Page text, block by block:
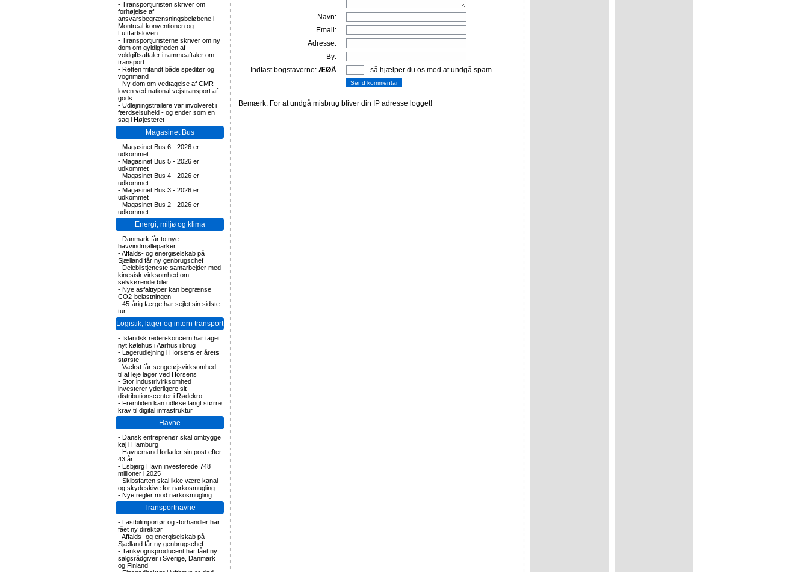
- Transportjuristen skriver om
forhøjelse af
ansvarsbegrænsningsbeløbene i
Montreal-konventionen og
Luftfartsloven
- Transportjuristerne skriver om ny
dom om gyldigheden af
voldgiftsaftaler i rammeaftaler om
transport
- Retten frifandt både speditør og
vognmand
- Ny dom om vedtagelse af CMR-
loven ved national vejstransport af
gods
- Udlejningstrailere var involveret i
færdselsuheld - og ender som en
sag i Højesteret
Magasinet Bus
- Magasinet Bus 6 - 2026 er
udkommet
- Magasinet Bus 5 - 2026 er
udkommet
- Magasinet Bus 4 - 2026 er
udkommet
- Magasinet Bus 3 - 2026 er
udkommet
- Magasinet Bus 2 - 2026 er
udkommet
Energi, miljø og klima
- Danmark får to nye
havvindmølleparker
-Affalds- og energiselskab på
Sjælland får ny genbrugschef
- Delebilstjeneste samarbejder med
kinesisk virksomhed om
selvkørende biler
- Nye asfalttyper kan begrænse
CO2-belastningen
- 45-årig færge har sejlet sin sidste
tur
Logistik, lager og intern transport
- Islandsk rederi-koncern har taget
nyt kølehus i Aarhus i brug
- Lagerudlejning i Horsens er årets
største
- Vækst får sengetøjsvirksomhed
til at leje lager ved Horsens
- Stor industrivirksomhed
investerer yderligere sit
distributionscenter i Rødekro
- Fremtiden kan udløse langt større
krav til digital infrastruktur
Havne
- Dansk entreprenør skal ombygge
kaj i Hamburg
- Havnemand forlader sin post efter
43 år
- Esbjerg Havn investerede 748
millioner i 2025
- Skibsfarten skal ikke være kanal
og skydeskive for narkosmugling
- Nye regler mod narkosmugling:
Transportnavne
- Lastbilimportør og -forhandler har
fået ny direktør
-Affalds- og energiselskab på
Sjælland får ny genbrugschef
- Tankvognsproducent har fået ny
salgsrådgiver i Sverige, Danmark
og Finland
Navn:
Email:
Adresse:
By:
Indtast bogstaverne: ÆØÅ - så hjælper du os med at undgå spam.
Bemærk: For at undgå misbrug bliver din IP adresse logget!